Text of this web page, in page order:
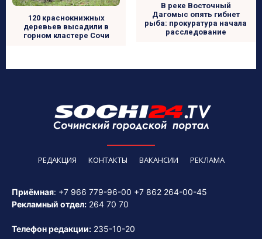
120 краснокнижных
деревьев высадили в
горном кластере Сочи
В реке Восточный
Дагомыс опять гибнет
рыба: прокуратура начала
расследование
РЕДАКЦИЯ КОНТАКТЫ ВАКАНСИИ РЕКЛАМА
Приёмная: +7 966 779-96-00 +7 862 264-00-45
Рекламный отдел: 264 70 70
Телефон редакции: 235-10-20